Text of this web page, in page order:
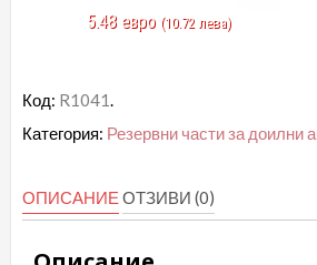
на
крави,
дюзи,
5.48 евро (10.72 лева)
Код: R1041.
Категория: Резервни части за доилни
ОПИСАНИЕ ОТЗИВИ (0)